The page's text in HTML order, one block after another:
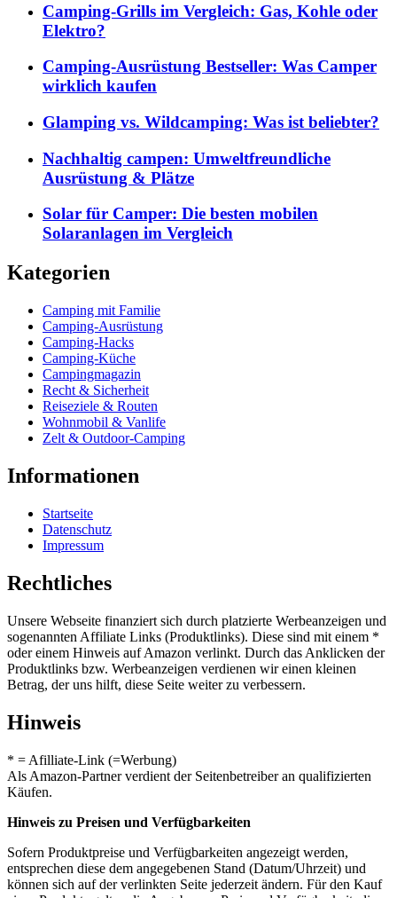
Camping-Grills im Vergleich: Gas, Kohle oder
Elektro?
Camping-Ausrüstung Bestseller: Was Camper
wirklich kaufen
Glamping vs. Wildcamping: Was ist beliebter?
Nachhaltig campen: Umweltfreundliche
Ausrüstung & Plätze
Solar für Camper: Die besten mobilen
Solaranlagen im Vergleich
Kategorien
Camping mit Familie
Camping-Ausrüstung
Camping-Hacks
Camping-Küche
Campingmagazin
Recht & Sicherheit
Reiseziele & Routen
Wohnmobil & Vanlife
Zelt & Outdoor-Camping
Informationen
Startseite
Datenschutz
Impressum
Rechtliches
Unsere Webseite finanziert sich durch platzierte Werbeanzeigen und
sogenannten Affiliate Links (Produktlinks). Diese sind mit einem *
oder einem Hinweis auf Amazon verlinkt. Durch das Anklicken der
Produktlinks bzw. Werbeanzeigen verdienen wir einen kleinen
Betrag, der uns hilft, diese Seite weiter zu verbessern.
Hinweis
* = Afilliate-Link (=Werbung)
Als Amazon-Partner verdient der Seitenbetreiber an qualifizierten
Käufen.
Hinweis zu Preisen und Verfügbarkeiten
Sofern Produktpreise und Verfügbarkeiten angezeigt werden,
entsprechen diese dem angegebenen Stand (Datum/Uhrzeit) und
können sich auf der verlinkten Seite jederzeit ändern. Für den Kauf